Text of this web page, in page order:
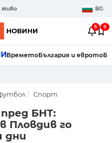
живо BG
5 0
ВреметоБългария и еврото
Спорт
БНТ:
Пловдив го
дни